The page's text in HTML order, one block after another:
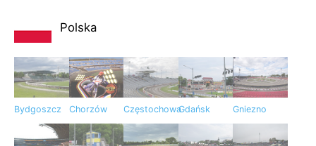
Polska
Bydgoszcz Chorzów CzęstochowaGdańsk Gniezno